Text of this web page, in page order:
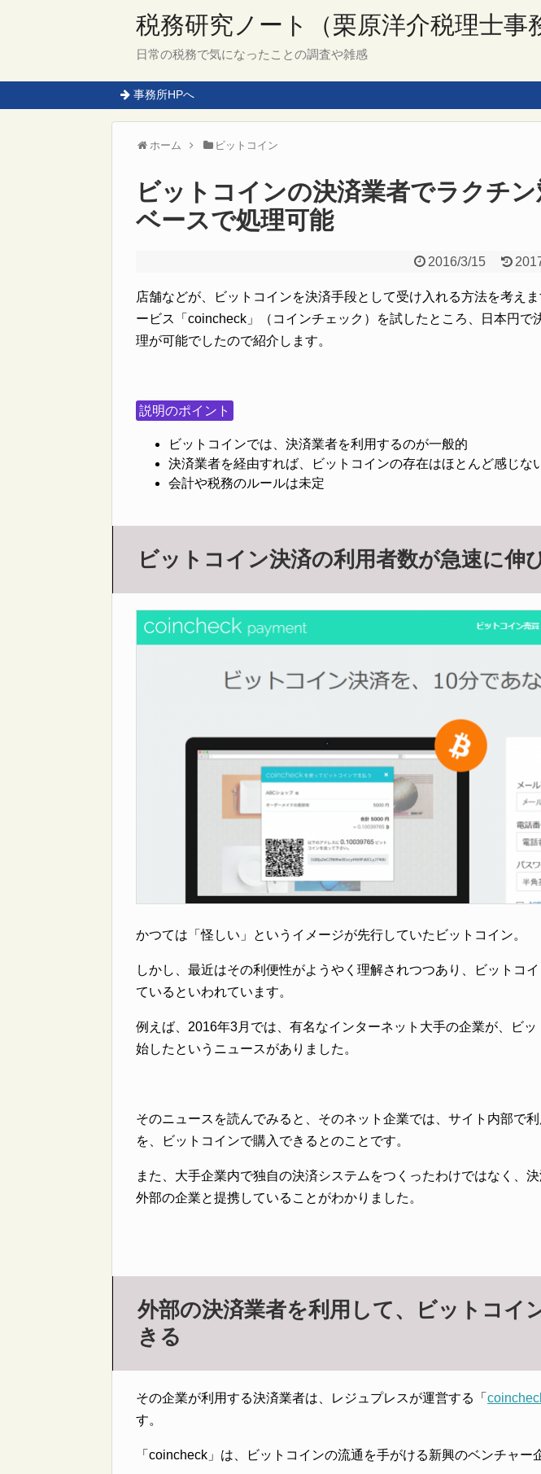
税務研究ノート（栗原洋介税理士事
日常の税務で気になったことの調査や雑感
事務所HPへ
ホーム ビットコイン
ビットコインの決済業者でラクチン
ベースで処理可能
2016/3/15
店舗などが、ビットコインを決済手段として受け入れる方法を考え
ービス「coincheck」（コインチェック）を試したところ、日本円で
理が可能でしたので紹介します。
説明のポイント
ビットコインでは、決済業者を利用するのが一般的
決済業者を経由すれば、ビットコインの存在はほとんど感じな
会計や税務のルールは未定
ビットコイン決済の利用者数が急速に伸
かつては「怪しい」というイメージが先行していたビットコイン。
しかし、最近はその利便性がようやく理解されつつあり、ビットコ
ているといわれています。
例えば、2016年3月では、有名なインターネット大手の企業が、ビ
始したというニュースがありました。
そのニュースを読んでみると、そのネット企業では、サイト内部で
を、ビットコインで購入できるとのことです。
また、大手企業内で独自の決済システムをつくったわけではなく、決
外部の企業と提携していることがわかりました。
外部の決済業者を利用して、ビットコイ
きる
その企業が利用する決済業者は、レジュプレスが運営する「
す。
「coincheck」は、ビットコインの流通を手がける新興のベンチャー